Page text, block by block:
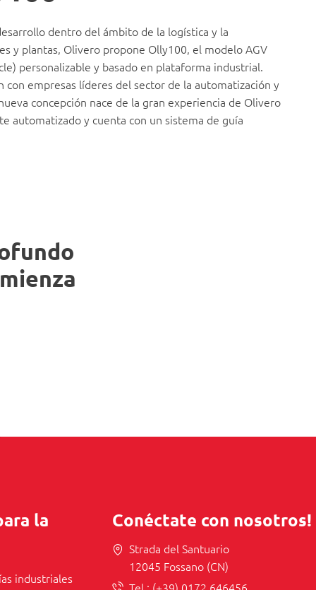
dentro del ámbito de la logística y la
y plantas, Olivero propone Olly100, el modelo AGV
personalizable y basado en plataforma industrial.
con empresas líderes del sector de la automatización y
concepción nace de la gran experiencia de Olivero
automatizado y cuenta con un sistema de guía
la
industriales
Conéctate con nosotros!
Strada del Santuario
12045 Fossano (CN)